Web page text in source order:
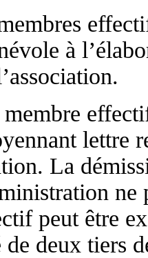
à
lettre
La
peut être
deux tiers